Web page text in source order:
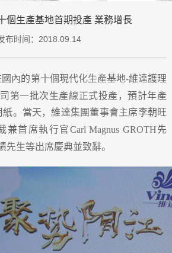
個生產基地首期投產 業務增長
布时间：2018.09.14
內的第十個現代化生產基地-維達護理
第一批次生產線正式投產，預計年產
。當天，維達集團董事會主席李朝旺
兼首席執行官Carl Magnus GROTH先
生等出席慶典並致辭。